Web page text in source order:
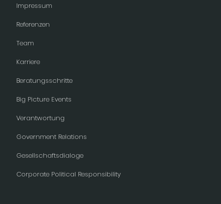
Referenzen
Team
Karriere
Beratungsschritte
Big Picture Events
Verantwortung
Impressum
Government Relations
Gesellschaftsdialoge
Corporate Political Responsibility